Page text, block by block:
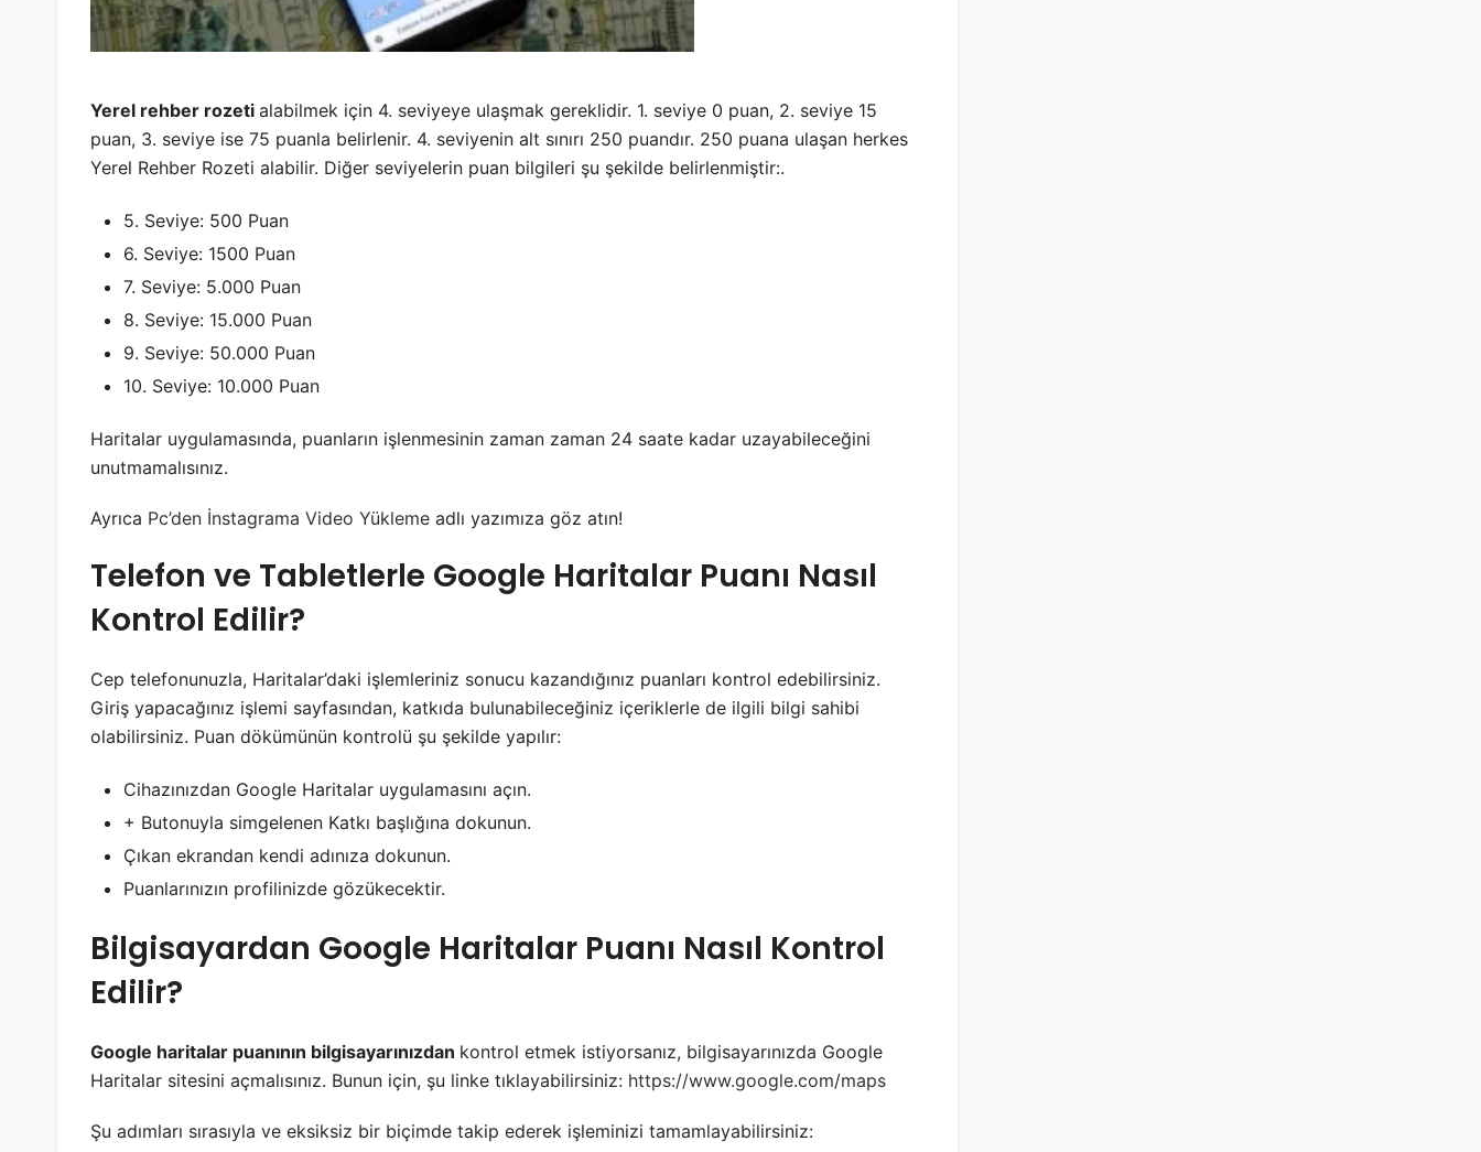
Yerel rehber rozeti alabilmek için 4. seviyeye ulaşmak gereklidir. 1. seviye 0 puan, 2. seviye 15
puan, 3. seviye ise 75 puanla belirlenir. 4. seviyenin alt sınırı 250 puandır. 250 puana ulaşan herkes
Yerel Rehber Rozeti alabilir. Diğer seviyelerin puan bilgileri şu şekilde belirlenmiştir:.
5. Seviye: 500 Puan
6. Seviye: 1500 Puan
7. Seviye: 5.000 Puan
8. Seviye: 15.000 Puan
9. Seviye: 50.000 Puan
10. Seviye: 10.000 Puan
Haritalar uygulamasında, puanların işlenmesinin zaman zaman 24 saate kadar uzayabileceğini
unutmamalısınız.
Ayrıca Pc’den İnstagrama Video Yükleme adlı yazımıza göz atın!
Telefon ve Tabletlerle Google Haritalar Puanı Nasıl
Kontrol Edilir?
Cep telefonunuzla, Haritalar’daki işlemleriniz sonucu kazandığınız puanları kontrol edebilirsiniz.
Giriş yapacağınız işlemi sayfasından, katkıda bulunabileceğiniz içeriklerle de ilgili bilgi sahibi
olabilirsiniz. Puan dökümünün kontrolü şu şekilde yapılır:
Cihazınızdan Google Haritalar uygulamasını açın.
+ Butonuyla simgelenen Katkı başlığına dokunun.
Çıkan ekrandan kendi adınıza dokunun.
Puanlarınızın profilinizde gözükecektir.
Bilgisayardan Google Haritalar Puanı Nasıl Kontrol
Edilir?
Google haritalar puanının bilgisayarınızdan kontrol etmek istiyorsanız, bilgisayarınızda Google
Haritalar sitesini açmalısınız. Bunun için, şu linke tıklayabilirsiniz: https://www.google.com/maps
Şu adımları sırasıyla ve eksiksiz bir biçimde takip ederek işleminizi tamamlayabilirsiniz: